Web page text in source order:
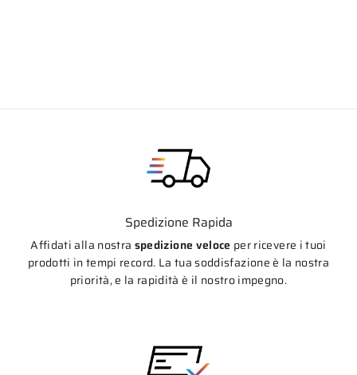
Spedizione Rapida
Affidati alla nostra spedizione veloce per ricevere i tuoi
prodotti in tempi record. La tua soddisfazione è la nostra
priorità, e la rapidità è il nostro impegno.